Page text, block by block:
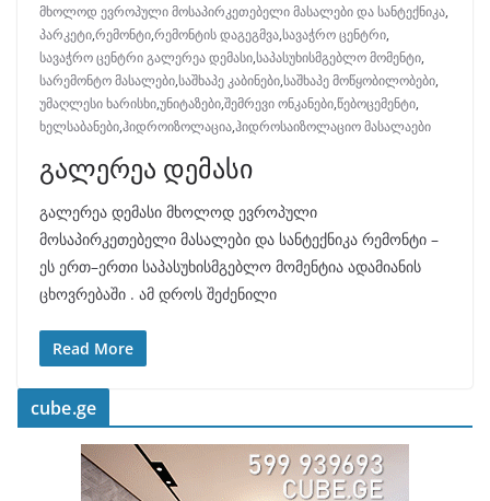
მხოლოდ ევროპული მოსაპირკეთებელი მასალები და სანტექნიკა,
პარკეტი,რემონტი,რემონტის დაგეგმვა,სავაჭრო ცენტრი,
სავაჭრო ცენტრი გალერეა დემასი,საპასუხისმგებლო მომენტი,
სარემონტო მასალები,საშხაპე კაბინები,საშხაპე მოწყობილობები,
უმაღლესი ხარისხი,უნიტაზები,შემრევი ონკანები,წებოცემენტი,
ხელსაბანები,ჰიდროიზოლაცია,ჰიდროსაიზოლაციო მასალაები
გალერეა დემასი
გალერეა დემასი მხოლოდ ევროპული
მოსაპირკეთებელი მასალები და სანტექნიკა რემონტი –
ეს ერთ–ერთი საპასუხისმგებლო მომენტია ადამიანის
ცხოვრებაში . ამ დროს შეძენილი
Read More
cube.ge